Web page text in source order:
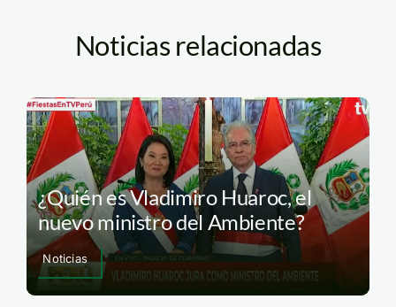
Noticias relacionadas
¿Quién es Vladimiro Huaroc, el
nuevo ministro del Ambiente?
Noticias